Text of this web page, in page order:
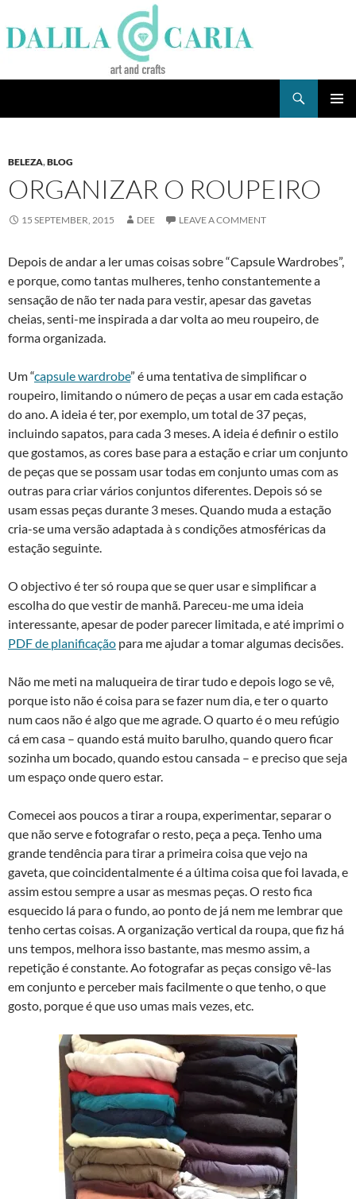
to
content
BELEZA,BLOG
ORGANIZAR O ROUPEIRO
15 SEPTEMBER, 2015 DEE LEAVE A COMMENT
Depois de andar a ler umas coisas sobre “Capsule Wardrobes”,
e porque, como tantas mulheres, tenho constantemente a
sensação de não ter nada para vestir, apesar das gavetas
cheias, senti-me inspirada a dar volta ao meu roupeiro, de
forma organizada.
Um “capsule wardrobe” é uma tentativa de simplificar o
roupeiro, limitando o número de peças a usar em cada estação
do ano. A ideia é ter, por exemplo, um total de 37 peças,
incluindo sapatos, para cada 3 meses. A ideia é definir o estilo
que gostamos, as cores base para a estação e criar um conjunto
de peças que se possam usar todas em conjunto umas com as
outras para criar vários conjuntos diferentes. Depois só se
usam essas peças durante 3 meses. Quando muda a estação
cria-se uma versão adaptada à s condições atmosféricas da
estação seguinte.
O objectivo é ter só roupa que se quer usar e simplificar a
escolha do que vestir de manhã. Pareceu-me uma ideia
interessante, apesar de poder parecer limitada, e até imprimi o
PDF de planificação para me ajudar a tomar algumas decisões.
Não me meti na maluqueira de tirar tudo e depois logo se vê,
porque isto não é coisa para se fazer num dia, e ter o quarto
num caos não é algo que me agrade. O quarto é o meu refúgio
cá em casa – quando está muito barulho, quando quero ficar
sozinha um bocado, quando estou cansada – e preciso que seja
um espaço onde quero estar.
Comecei aos poucos a tirar a roupa, experimentar, separar o
que não serve e fotografar o resto, peça a peça. Tenho uma
grande tendência para tirar a primeira coisa que vejo na
gaveta, que coincidentalmente é a última coisa que foi lavada, e
assim estou sempre a usar as mesmas peças. O resto fica
esquecido lá para o fundo, ao ponto de já nem me lembrar que
tenho certas coisas. A organização vertical da roupa, que fiz há
uns tempos, melhora isso bastante, mas mesmo assim, a
repetição é constante. Ao fotografar as peças consigo vê-las
em conjunto e perceber mais facilmente o que tenho, o que
gosto, porque é que uso umas mais vezes, etc.